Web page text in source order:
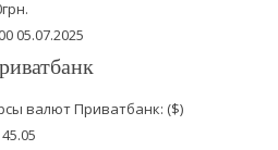
05.07.2025
валют Приватбанк: ($)